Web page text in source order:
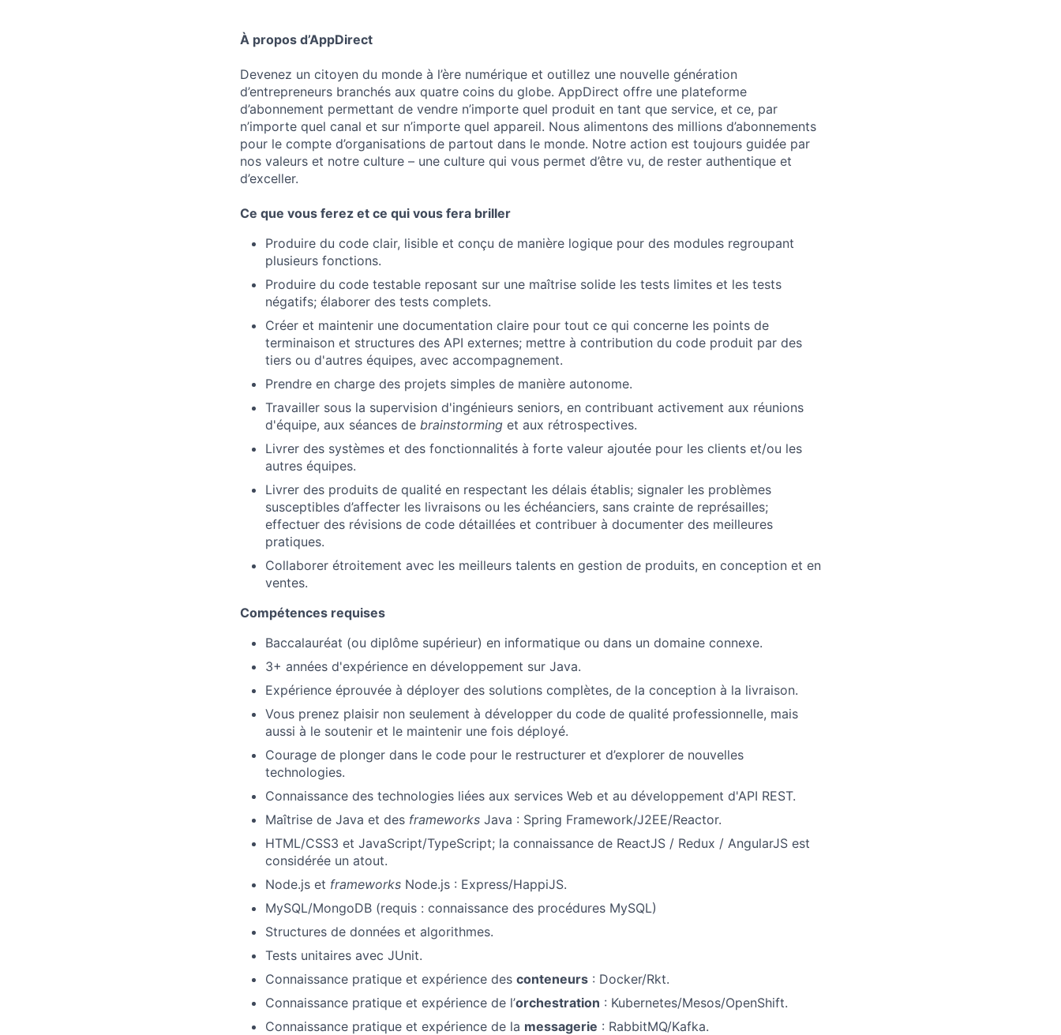
About
Team
Portfolio
Network
Blog
Careers
À propos d’AppDirect
Devenez un citoyen du monde à l’ère numérique et outillez une nouvelle génération
d’entrepreneurs branchés aux quatre coins du globe. AppDirect offre une plateforme
d’abonnement permettant de vendre n’importe quel produit en tant que service, et ce, par
n’importe quel canal et sur n’importe quel appareil. Nous alimentons des millions d’abonnements
pour le compte d’organisations de partout dans le monde. Notre action est toujours guidée par
nos valeurs et notre culture – une culture qui vous permet d’être vu, de rester authentique et
d’exceller.
Ce que vous ferez et ce qui vous fera briller
Produire du code clair, lisible et conçu de manière logique pour des modules regroupant
plusieurs fonctions.
Produire du code testable reposant sur une maîtrise solide les tests limites et les tests
négatifs; élaborer des tests complets.
Créer et maintenir une documentation claire pour tout ce qui concerne les points de
terminaison et structures des API externes; mettre à contribution du code produit par des
tiers ou d'autres équipes, avec accompagnement.
Prendre en charge des projets simples de manière autonome.
Travailler sous la supervision d'ingénieurs seniors, en contribuant activement aux réunions
d'équipe, aux séances de brainstorming et aux rétrospectives.
Livrer des systèmes et des fonctionnalités à forte valeur ajoutée pour les clients et/ou les
autres équipes.
Livrer des produits de qualité en respectant les délais établis; signaler les problèmes
susceptibles d’affecter les livraisons ou les échéanciers, sans crainte de représailles;
effectuer des révisions de code détaillées et contribuer à documenter des meilleures
pratiques.
Collaborer étroitement avec les meilleurs talents en gestion de produits, en conception et en
ventes.
Compétences requises
Baccalauréat (ou diplôme supérieur) en informatique ou dans un domaine connexe.
3+ années d'expérience en développement sur Java.
Expérience éprouvée à déployer des solutions complètes, de la conception à la livraison.
Vous prenez plaisir non seulement à développer du code de qualité professionnelle, mais
aussi à le soutenir et le maintenir une fois déployé.
Courage de plonger dans le code pour le restructurer et d’explorer de nouvelles
technologies.
Connaissance des technologies liées aux services Web et au développement d'API REST.
Maîtrise de Java et des frameworks Java : Spring Framework/J2EE/Reactor.
HTML/CSS3 et JavaScript/TypeScript; la connaissance de ReactJS / Redux / AngularJS est
considérée un atout.
Node.js et frameworks Node.js : Express/HappiJS.
MySQL/MongoDB (requis : connaissance des procédures MySQL)
Structures de données et algorithmes.
Tests unitaires avec JUnit.
Connaissance pratique et expérience des conteneurs : Docker/Rkt.
Connaissance pratique et expérience de l’orchestration : Kubernetes/Mesos/OpenShift.
Connaissance pratique et expérience de la messagerie : RabbitMQ/Kafka.